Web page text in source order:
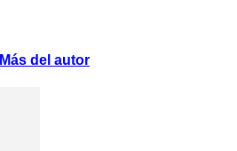
Más del autor